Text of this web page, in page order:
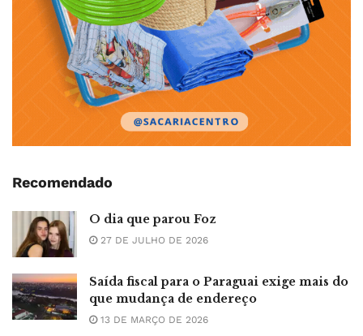
Recomendado
O dia que parou Foz
27 DE JULHO DE 2026
Saída fiscal para o Paraguai exige mais do
que mudança de endereço
13 DE MARÇO DE 2026